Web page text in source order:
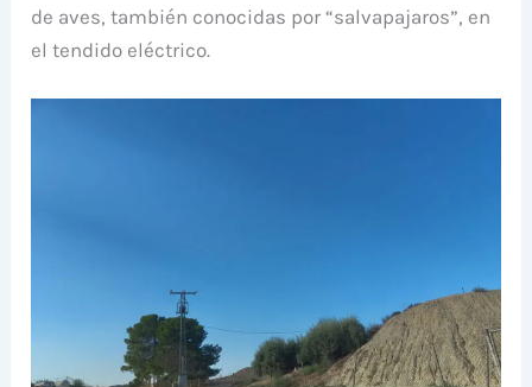
de aves, también conocidas por “salvapajaros”, en
el tendido eléctrico.